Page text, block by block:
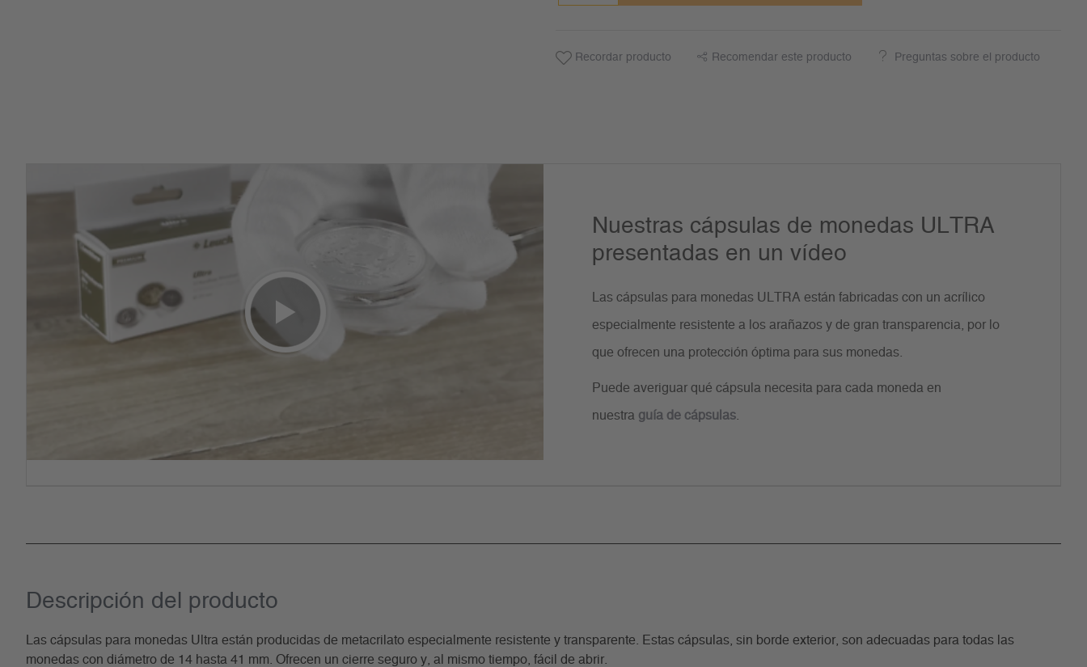
Recordar producto Recomendar este producto Preguntas sobre el producto
Nuestras cápsulas de monedas ULTRA
presentadas en un vídeo
Las cápsulas para monedas ULTRA están fabricadas con un acrílico
especialmente resistente a los arañazos y de gran transparencia, por lo
que ofrecen una protección óptima para sus monedas.
Puede averiguar qué cápsula necesita para cada moneda en
nuestra guía de cápsulas
Descripción del producto
Las cápsulas para monedas Ultra están producidas de metacrilato especialmente resistente y transparente. Estas cápsulas, sin borde exterior, son adecuadas para todas las
monedas con diámetro de 14 hasta 41 mm. Ofrecen un cierre seguro y, al mismo tiempo, fácil de abrir.